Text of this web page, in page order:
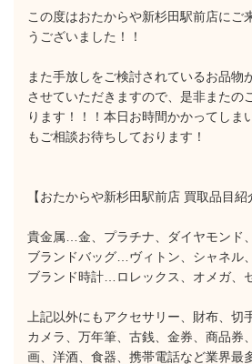
この度はおたからや新杉田駅前店にご
うございました！！
また手放しをご検討されているお品物
させていただきますので、是非またの
ります！！！本日お時間かかってしま
もご相談お待ちしております！
【おたからや新杉田駅前店 買取品目紹
貴金属…金、プラチナ、ダイヤモンド
ブランドバッグ…ヴィトン、シャネル
ブランド時計…ロレックス、オメガ、
上記以外にもアクセサリー、財布、切
カメラ、万年筆、古銭、金券、商品券
画、洋酒、食器、携帯電話など業界最